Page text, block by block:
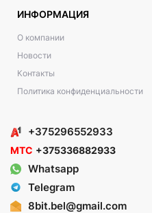
ИНФОРМАЦИЯ
О компании
Новости
Контакты
Политика конфиденциальности
+375296552933
МТС +375336882933
Whatsapp
Telegram
8bit.bel@gmail.com